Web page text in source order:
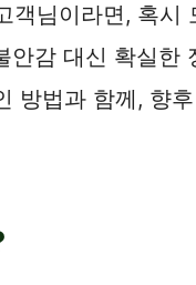
님이라면, 혹시
감 대신 확실한
방법과 함께, 향